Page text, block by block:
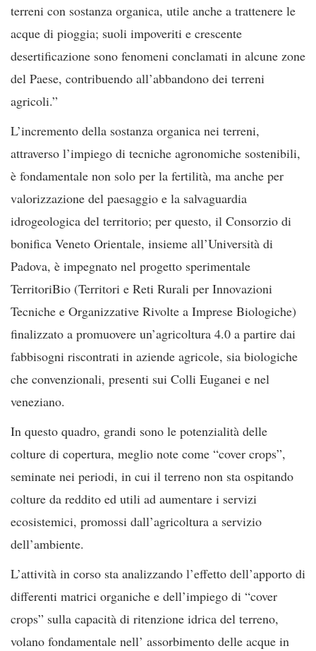
terreni con sostanza organica, utile anche a trattenere le
acque di pioggia; suoli impoveriti e crescente
desertificazione sono fenomeni conclamati in alcune zone
del Paese, contribuendo all’abbandono dei terreni
agricoli.”
L’incremento della sostanza organica nei terreni,
attraverso l’impiego di tecniche agronomiche sostenibili,
è fondamentale non solo per la fertilità, ma anche per
valorizzazione del paesaggio e la salvaguardia
idrogeologica del territorio; per questo, il Consorzio di
bonifica Veneto Orientale, insieme all’Università di
Padova, è impegnato nel progetto sperimentale
TerritoriBio (Territori e Reti Rurali per Innovazioni
Tecniche e Organizzative Rivolte a Imprese Biologiche)
finalizzato a promuovere un’agricoltura 4.0 a partire dai
fabbisogni riscontrati in aziende agricole, sia biologiche
che convenzionali, presenti sui Colli Euganei e nel
veneziano.
In questo quadro, grandi sono le potenzialità delle
colture di copertura, meglio note come “cover crops”,
seminate nei periodi, in cui il terreno non sta ospitando
colture da reddito ed utili ad aumentare i servizi
ecosistemici, promossi dall’agricoltura a servizio
dell’ambiente.
L’attività in corso sta analizzando l’effetto dell’apporto di
differenti matrici organiche e dell’impiego di “cover
crops” sulla capacità di ritenzione idrica del terreno,
volano fondamentale nell’ assorbimento delle acque in